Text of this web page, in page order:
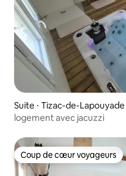
Suite ⋅ Tizac-de-Lapouyade
logement avec jacuzzi
Coup de cœur voyageurs
Coup de cœur voyageurs